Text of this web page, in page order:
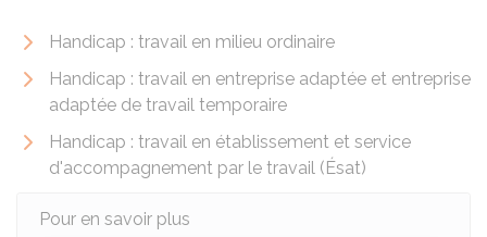
Handicap : travail en milieu ordinaire
Handicap : travail en entreprise adaptée et entreprise
adaptée de travail temporaire
Handicap : travail en établissement et service
d'accompagnement par le travail (Ésat)
Pour en savoir plus